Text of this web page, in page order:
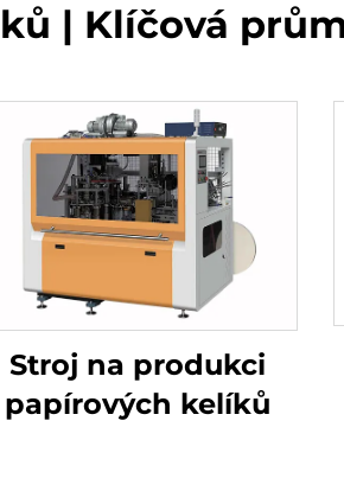
| Klíčová
Stroj na produkci
papírových kelíků